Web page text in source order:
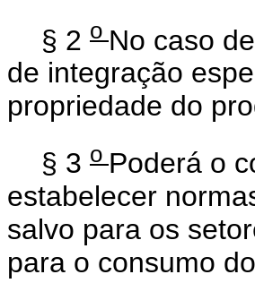
§ 2 o No caso
de integração
propriedade do
§ 3 o Poderá o
estabelecer
salvo para os
para o consumo